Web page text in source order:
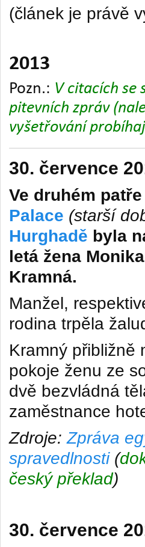
(článek je právě
2013
Pozn.: V citacích se
pitevních zpráv
vyšetřování
30. července
Ve druhém
Palace (starší
Hurghadě byla
letá žena
Kramná.
Manžel,
rodina trpěla
Kramný přibližně
pokoje ženu ze
dvě bezvládná
zaměstnance
Zdroje:Zpráva
spravedlnosti(
český překlad)
30. července